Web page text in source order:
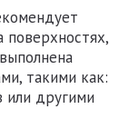
такими как:
или другими